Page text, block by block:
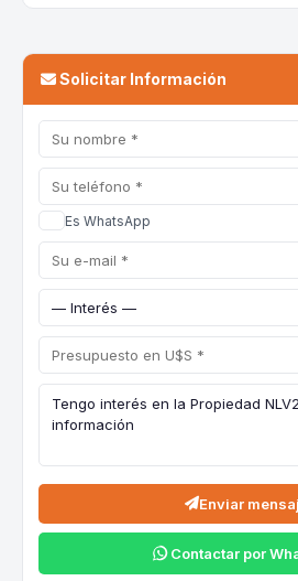
Solicitar Información
Es WhatsApp
Enviar
Contactar por